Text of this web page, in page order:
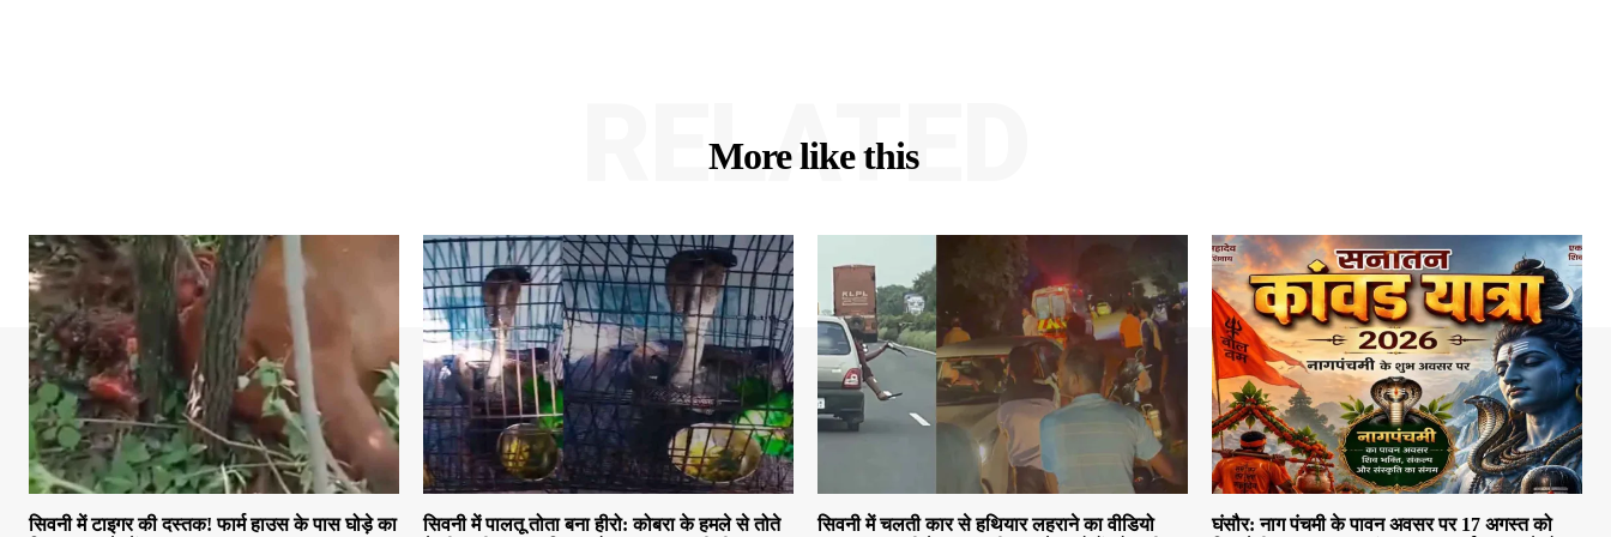
More like this
RELATED
सिवनी में टाइगर की दस्तक! फार्म हाउस के पास घोड़े का सिवनी में पालतू तोता बना हीरो: कोबरा के हमले से तोते सिवनी में चलती कार से हथियार लहराने का वीडियो घंसौर: नाग पंचमी के पावन अवसर पर 17 अगस्त को